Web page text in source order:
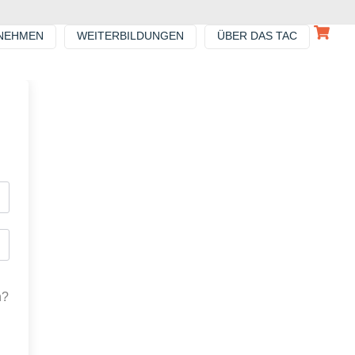
WEITERBILDUNGEN ÜBER DAS TAC